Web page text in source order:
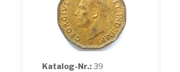
Katalog-Nr.: 39